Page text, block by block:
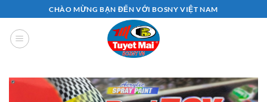
qua
nội
dung
CHÀO MỪNG BẠN ĐẾN VỚI BOSNY VIỆT NAM